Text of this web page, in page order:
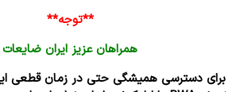
**توجه**
همراهان عزیز ایران ضایعات
برای دسترسی همیشگی حتی در زمان قطعی